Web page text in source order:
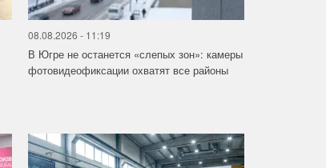
08.08.2026 - 11:19
В Югре не останется «слепых зон»: камеры
фотовидеофиксации охватят все районы